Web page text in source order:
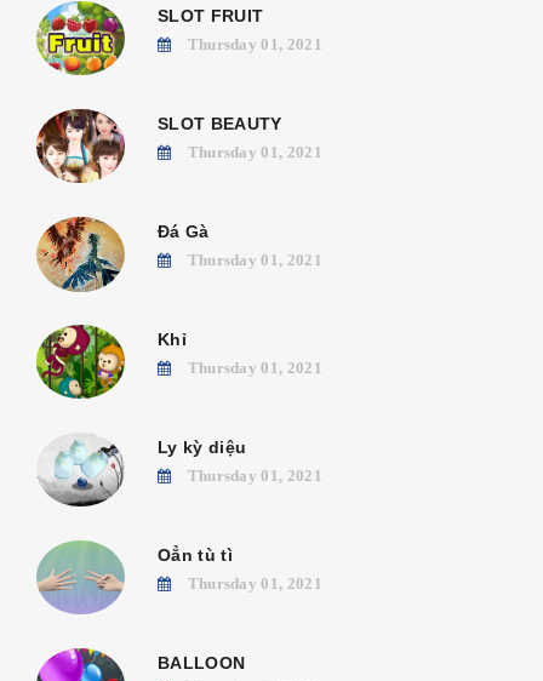
SLOT FRUIT
Thursday 01, 2021
SLOT BEAUTY
Thursday 01, 2021
Đá Gà
Thursday 01, 2021
Khỉ
Thursday 01, 2021
Ly kỳ diệu
Thursday 01, 2021
Oẳn tù tì
Thursday 01, 2021
BALLOON